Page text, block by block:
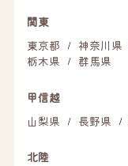
関東
東京都
/ 神奈川県
栃木県 / 群馬県
甲信越
山梨県
/ 長野県 /
北陸